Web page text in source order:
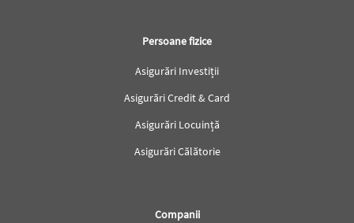
Persoane fizice
Asigurări Investiții
Asigurări Credit & Card
Asigurări Locuință
Asigurări Călătorie
Companii